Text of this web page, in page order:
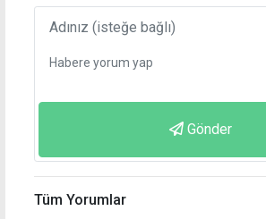
Gönder
Tüm Yorumlar